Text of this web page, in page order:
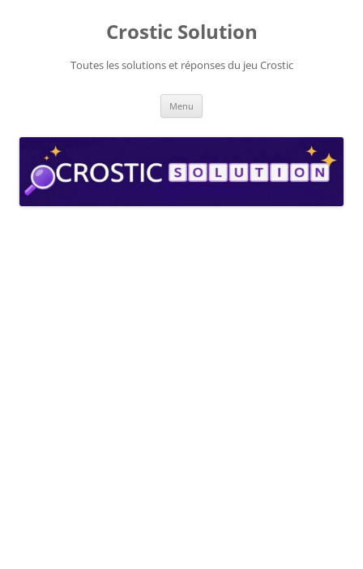
Crostic Solution
Toutes les solutions et réponses du jeu Crostic
Menu